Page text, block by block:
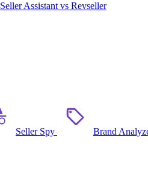
Seller Assistant vs Revseller
Seller Spy Brand